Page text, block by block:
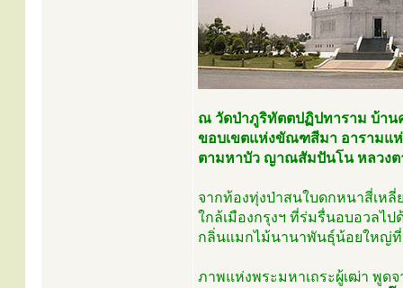
ณ วัดป่าภูริทัตตปฏิปทาราม บ้าน
ขอบเขตแห่งขัณฑสีมา อารามแ
ตามหาบัว ญาณสัมปันโน หลวงต
จากท้องทุ่งป่าสนใบดกหนาสี่เหลี่
ใกล้เมืองกรุงฯ ที่ร่มรื่นอบอวลไ
กลิ่นแมกไม้นานาพันธุ์น้อยใหญ่ที่
ภาพแห่งพระมหาเถระผู้เฒ่า พูด